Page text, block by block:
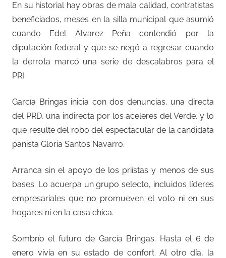
En su historial hay obras de mala calidad, contratistas
beneficiados, meses en la silla municipal que asumió
cuando Edel Álvarez Peña contendió por la
diputación federal y que se negó a regresar cuando
la derrota marcó una serie de descalabros para el
PRI.
García Bringas inicia con dos denuncias, una directa
del PRD, una indirecta por los aceleres del Verde, y lo
que resulte del robo del espectacular de la candidata
panista Gloria Santos Navarro.
Arranca sin el apoyo de los priístas y menos de sus
bases. Lo acuerpa un grupo selecto, incluidos líderes
empresariales que no promueven el voto ni en sus
hogares ni en la casa chica.
Sombrío el futuro de García Bringas. Hasta el 6 de
enero vivía en su estado de confort. Al otro día, la